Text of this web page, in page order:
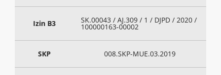
Izin B3 SK.00043 / AJ.309 / 1 / DJPD / 2020 /
100000163-00002
SKP 008.SKP-MUE.03.2019